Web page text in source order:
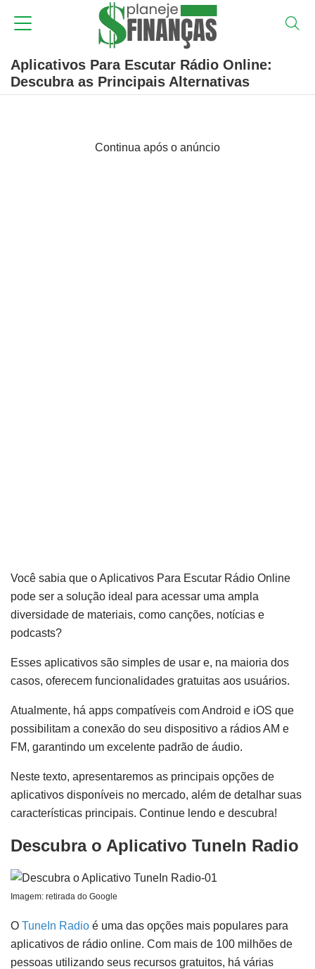
Aplicativos Para Escutar Rádio Online:
Descubra as Principais Alternativas
Continua após o anúncio
Você sabia que o Aplicativos Para Escutar Rádio Online
pode ser a solução ideal para acessar uma ampla
diversidade de materiais, como canções, notícias e
podcasts?
Esses aplicativos são simples de usar e, na maioria dos
casos, oferecem funcionalidades gratuitas aos usuários.
Atualmente, há apps compatíveis com Android e iOS que
possibilitam a conexão do seu dispositivo a rádios AM e
FM, garantindo um excelente padrão de áudio.
Neste texto, apresentaremos as principais opções de
aplicativos disponíveis no mercado, além de detalhar suas
características principais. Continue lendo e descubra!
Descubra o Aplicativo TuneIn Radio
Imagem: retirada do Google
O TuneIn Radio é uma das opções mais populares para
aplicativos de rádio online. Com mais de 100 milhões de
pessoas utilizando seus recursos gratuitos, há várias